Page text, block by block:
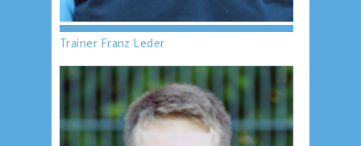
Trainer Franz Leder